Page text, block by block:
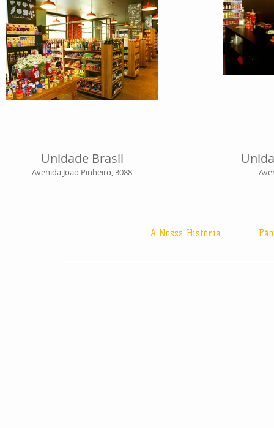
Unidade Brasil
Avenida João Pinheiro, 3088
A Nossa História